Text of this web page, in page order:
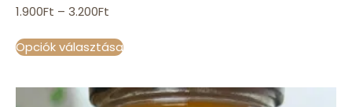
1.900Ft – 3.200Ft
Opciók választása